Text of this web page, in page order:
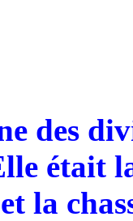
des
était
la